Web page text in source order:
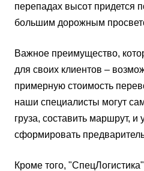
перепадах высот придется
большим дорожным
Важное преимущество,
для своих клиентов –
примерную стоимость
наши специалисты могут
груза, составить маршрут, и
сформировать
Кроме того,